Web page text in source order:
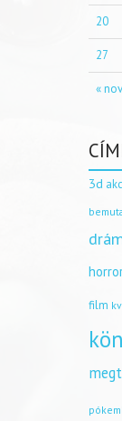
« nov
20
27
3d
film